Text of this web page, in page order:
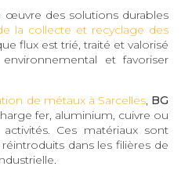
œuvre des solutions durables
la collecte et recyclage des
flux est trié, traité et valorisé
et favoriser
de métaux à Sarcelles, BG
fer, aluminium, cuivre ou
Ces matériaux sont
dans les filières de